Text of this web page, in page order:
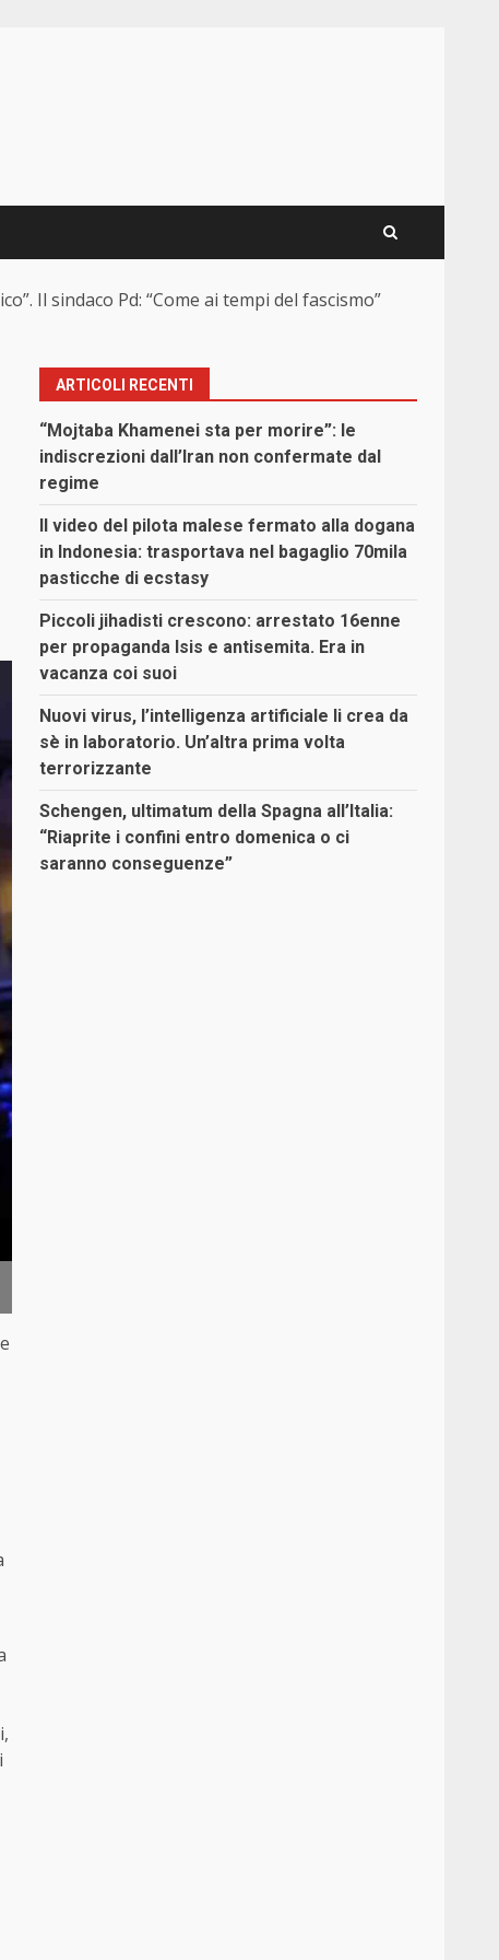
Il sindaco Pd: “Come ai tempi del fascismo”
ARTICOLI RECENTI
“Mojtaba Khamenei sta per morire”: le
indiscrezioni dall’Iran non confermate dal
regime
Il video del pilota malese fermato alla dogana
in Indonesia: trasportava nel bagaglio 70mila
pasticche di ecstasy
Piccoli jihadisti crescono: arrestato 16enne
per propaganda Isis e antisemita. Era in
vacanza coi suoi
Nuovi virus, l’intelligenza artificiale li crea da
sè in laboratorio. Un’altra prima volta
terrorizzante
Schengen, ultimatum della Spagna all’Italia:
“Riaprite i confini entro domenica o ci
saranno conseguenze”